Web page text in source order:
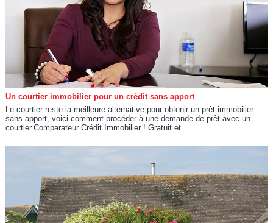
Un courtier immobilier pour un crédit sans apport
Le courtier reste la meilleure alternative pour obtenir un prêt immobilier
sans apport, voici comment procéder à une demande de prêt avec un
courtier.Comparateur Crédit Immobilier ! Gratuit et...